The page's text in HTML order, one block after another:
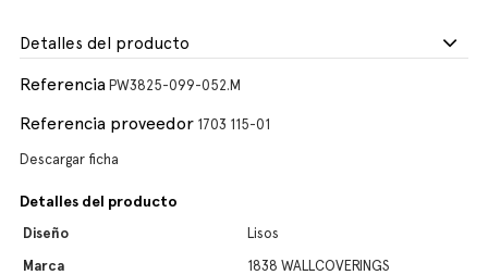
Detalles del producto
Referencia PW3825-099-052.M
Referencia proveedor 1703 115-01
Descargar ficha
Detalles del producto
Diseño
Lisos
Marca
1838 WALLCOVERINGS